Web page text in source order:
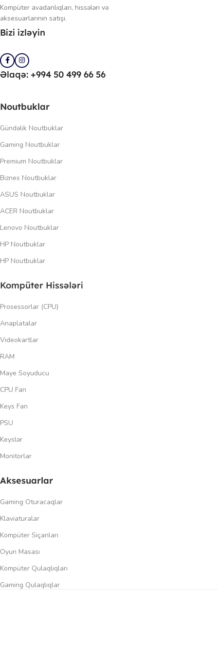
Kompüter avadanlıqları, hissələri və
aksesuarlarının satışı.
Bizi izləyin
Əlaqə: +994 50 499 66 56
Noutbuklar
Gündəlik Noutbuklar
Gaming Noutbuklar
Premium Noutbuklar
Biznes Noutbuklar
ASUS Noutbuklar
ACER Noutbuklar
Lenovo Noutbuklar
HP Noutbuklar
HP Noutbuklar
Kompüter Hissələri
Prosessorlar (CPU)
Anaplatalar
Videokartlar
RAM
Maye Soyuducu
CPU Fan
Keys Fan
PSU
Keyslər
Monitorlar
Aksesuarlar
Gaming Oturacaqlar
Klaviaturalar
Kompüter Siçanları
Oyun Masası
Kompüter Qulaqlıqları
Gaming Qulaqlıqlar